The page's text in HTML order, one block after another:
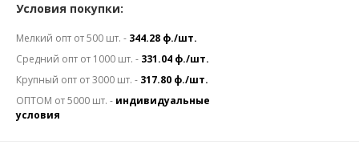
Условия покупки:
Мелкий опт от 500 шт. - 344.28 ф./шт.
Средний опт от 1000 шт. - 331.04 ф./шт.
Крупный опт от 3000 шт. - 317.80 ф./шт.
ОПТОМ от 5000 шт. - индивидуальные
условия